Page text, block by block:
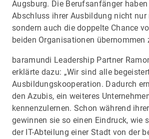
Augsburg. Die Berufsanfänger
Abschluss ihrer Ausbildung nicht nur
sondern auch die doppelte Chance
beiden Organisationen übernommen
baramundi Leadership Partner
erklärte dazu: „Wir sind alle
Ausbildungskooperation. Dadurch
den Azubis, ein weiteres
kennenzulernen. Schon während
gewinnen sie so einen Eindruck, wie
der IT-Abteilung einer Stadt von der